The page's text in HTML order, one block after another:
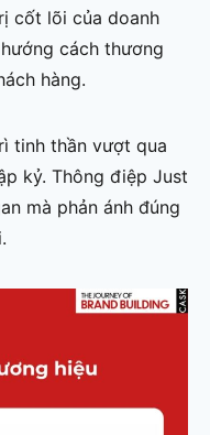
cốt lõi của doanh
cách thương
hàng.
tinh thần vượt qua
kỷ. Thông điệp Just
mà phản ánh đúng